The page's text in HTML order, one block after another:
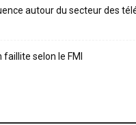
autour du secteur des
faillite selon le FMI